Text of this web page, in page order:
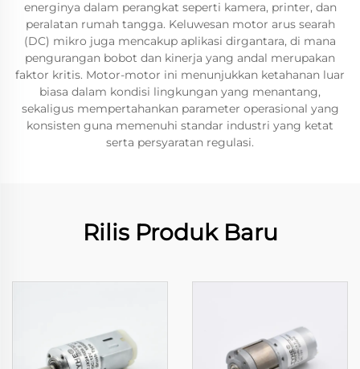
energinya dalam perangkat seperti kamera, printer, dan
peralatan rumah tangga. Keluwesan motor arus searah
(DC) mikro juga mencakup aplikasi dirgantara, di mana
pengurangan bobot dan kinerja yang andal merupakan
faktor kritis. Motor-motor ini menunjukkan ketahanan luar
biasa dalam kondisi lingkungan yang menantang,
sekaligus mempertahankan parameter operasional yang
konsisten guna memenuhi standar industri yang ketat
serta persyaratan regulasi.
Rilis Produk Baru